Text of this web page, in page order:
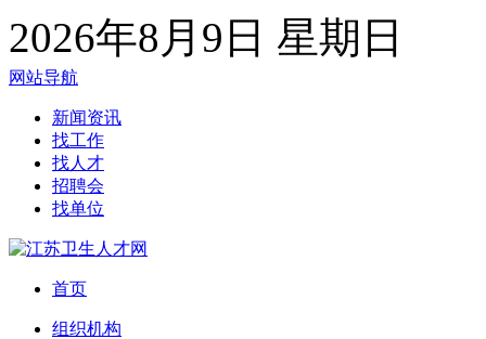
2026年8月9日 星期日
网站导航
新闻资讯
找工作
找人才
招聘会
找单位
首页
组织机构